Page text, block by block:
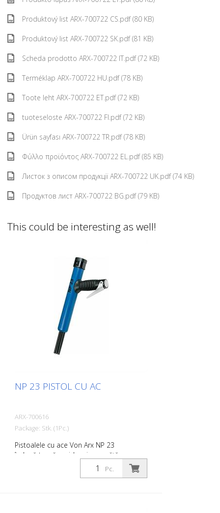
Produktový list ARX-700722 CS.pdf (80 KB)
Produktový list ARX-700722 SK.pdf (81 KB)
Scheda prodotto ARX-700722 IT.pdf (72 KB)
Terméklap ARX-700722 HU.pdf (78 KB)
Toote leht ARX-700722 ET.pdf (72 KB)
tuoteseloste ARX-700722 FI.pdf (72 KB)
Ürün sayfası ARX-700722 TR.pdf (78 KB)
Φύλλο προϊόντος ARX-700722 EL.pdf (85 KB)
Листок з описом продукції ARX-700722 UK.pdf (74 KB)
Продуктов лист ARX-700722 BG.pdf (79 KB)
This could be interesting as well!
NP 23 PISTOL CU AC
ARX-700616
Package: Stk. (1Pc.)
Pistoalele cu ace Von Arx NP 23
îndepărtează rapid rugina, curăță,
desprăfuiesc și degresează. În esență,
acestea netezesc suprafețele inegale.
Pc.